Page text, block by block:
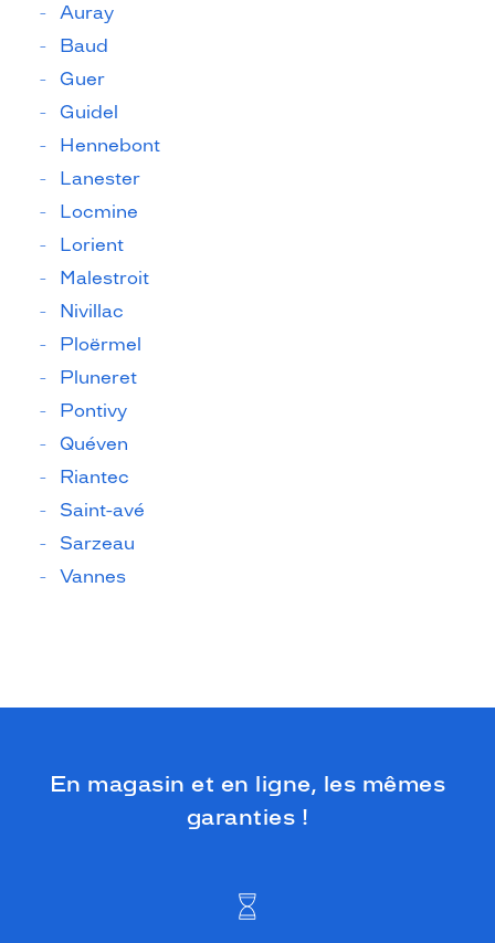
Auray
Baud
Guer
Guidel
Hennebont
Lanester
Locmine
Lorient
Malestroit
Nivillac
Ploërmel
Pluneret
Pontivy
Quéven
Riantec
Saint-avé
Sarzeau
Vannes
En magasin et en ligne, les mêmes
garanties !